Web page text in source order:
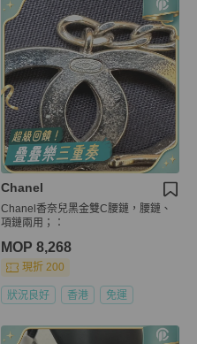
Chanel
Chanel香奈兒黑金雙C腰鏈，腰鏈、
項鏈兩用；：
MOP 8,268
現折 200
狀況良好 香港 免運